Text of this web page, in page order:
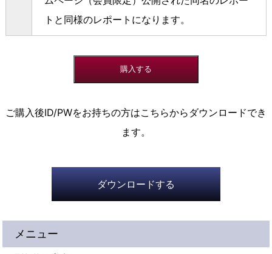
トと同様のレポートになります。
ご購入後ID/PWをお持ちの方はこちらからダウンロードでき
ます。
ダウンロードする
メニュー